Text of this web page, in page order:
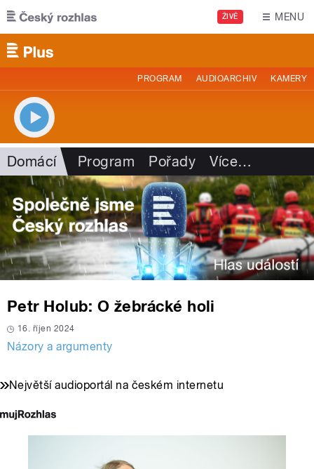
Přejít k hlavnímu obsahu
ŽIVĚ MENU
PROGRAM AUDIOARCHIV KAMERY
Domácí Program Pořady Více…
Petr Holub: O žebrácké holi
16. říjen 2024
Názory a argumenty
Největší audioportál na českém internetu